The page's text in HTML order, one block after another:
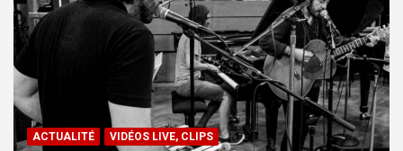
ACTUALITÉ VIDÉOS LIVE, CLIPS